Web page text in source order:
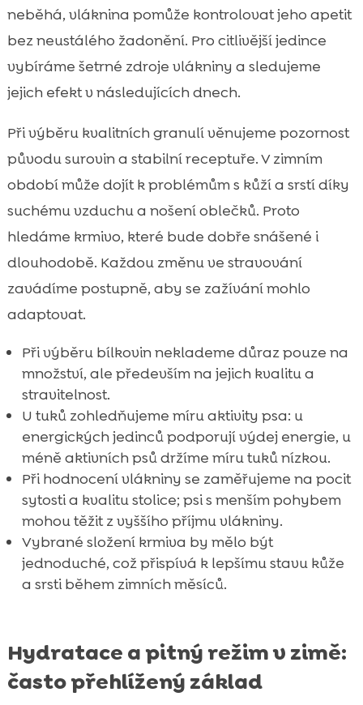
neběhá, vláknina pomůže kontrolovat jeho apetit
bez neustálého žadonění. Pro citlivější jedince
vybíráme šetrné zdroje vlákniny a sledujeme
jejich efekt v následujících dnech.
Při výběru kvalitních granulí věnujeme pozornost
původu surovin a stabilní receptuře. V zimním
období může dojít k problémům s kůží a srstí díky
suchému vzduchu a nošení oblečků. Proto
hledáme krmivo, které bude dobře snášené i
dlouhodobě. Každou změnu ve stravování
zavádíme postupně, aby se zažívání mohlo
adaptovat.
Při výběru bílkovin neklademe důraz pouze na
množství, ale především na jejich kvalitu a
stravitelnost.
U tuků zohledňujeme míru aktivity psa: u
energických jedinců podporují výdej energie, u
méně aktivních psů držíme míru tuků nízkou.
Při hodnocení vlákniny se zaměřujeme na pocit
sytosti a kvalitu stolice; psi s menším pohybem
mohou těžit z vyššího příjmu vlákniny.
Vybrané složení krmiva by mělo být
jednoduché, což přispívá k lepšímu stavu kůže
a srsti během zimních měsíců.
Hydratace a pitný režim v zimě:
často přehlížený základ